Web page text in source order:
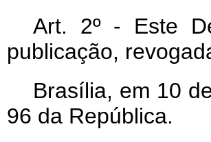
Art. 2º - Este
publicação,
Brasília, em 10
96 da República.